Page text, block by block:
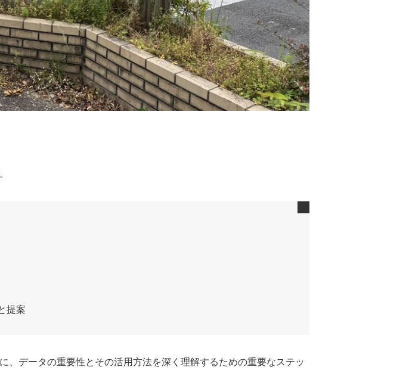
提案
、データの重要性とその活用方法を深く理解するための重要なステッ